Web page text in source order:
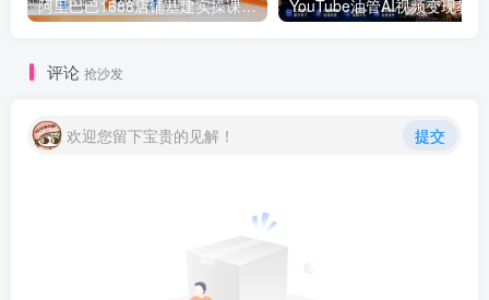
阿里巴巴1688店铺基建实操课-8月更新；工作台下载到旺铺装修客服分流，手把手搞定开店全部必备操作
评论 抢沙发
欢迎您留下宝贵的见解！ 提交